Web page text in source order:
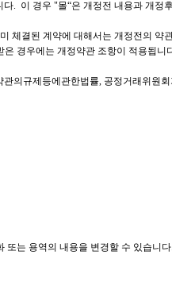
이 경우 "몰“은 개정전 내용과 개정
결된 계약에 대해서는 개정전의 약
은 경우에는 개정약관 조항이 적용됩니
규제등에관한법률, 공정거래위원
는 용역의 내용을 변경할 수 있습니